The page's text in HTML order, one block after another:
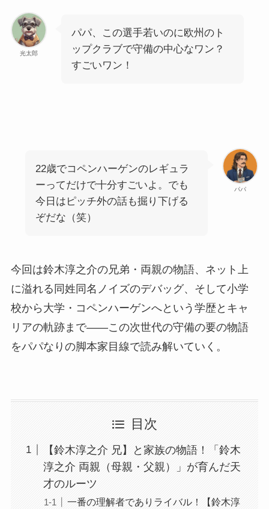
光太郎
パパ、この選手若いのに欧州のト
ップクラブで守備の中心なワン？
すごいワン！
パパ
22歳でコペンハーゲンのレギュラ
ーってだけで十分すごいよ。でも
今日はピッチ外の話も掘り下げる
ぞだな（笑）
今回は鈴木淳之介の兄弟・両親の物語、ネット上
に溢れる同姓同名ノイズのデバッグ、そして小学
校から大学・コペンハーゲンへという学歴とキャ
リアの軌跡まで——この次世代の守備の要の物語
をパパなりの脚本家目線で読み解いていく。
目次
【鈴木淳之介 兄】と家族の物語！「鈴木
淳之介 両親（母親・父親）」が育んだ天
才のルーツ
一番の理解者でありライバル！【鈴木淳